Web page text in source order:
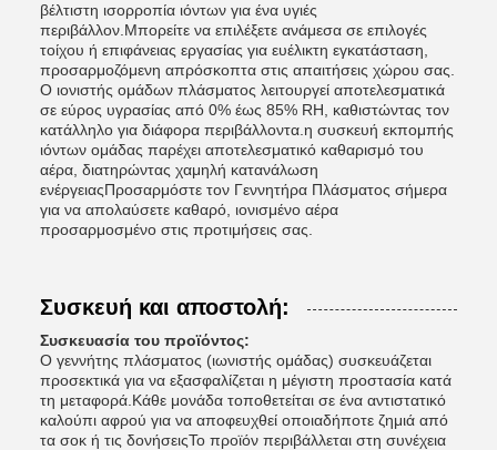
βέλτιστη ισορροπία ιόντων για ένα υγιές
περιβάλλον.Μπορείτε να επιλέξετε ανάμεσα σε επιλογές
τοίχου ή επιφάνειας εργασίας για ευέλικτη εγκατάσταση,
προσαρμοζόμενη απρόσκοπτα στις απαιτήσεις χώρου σας.
Ο ιονιστής ομάδων πλάσματος λειτουργεί αποτελεσματικά
σε εύρος υγρασίας από 0% έως 85% RH, καθιστώντας τον
κατάλληλο για διάφορα περιβάλλοντα.η συσκευή εκπομπής
ιόντων ομάδας παρέχει αποτελεσματικό καθαρισμό του
αέρα, διατηρώντας χαμηλή κατανάλωση
ενέργειαςΠροσαρμόστε τον Γεννητήρα Πλάσματος σήμερα
για να απολαύσετε καθαρό, ιονισμένο αέρα
προσαρμοσμένο στις προτιμήσεις σας.
Συσκευή και αποστολή:
Συσκευασία του προϊόντος:
Ο γεννήτης πλάσματος (ιωνιστής ομάδας) συσκευάζεται
προσεκτικά για να εξασφαλίζεται η μέγιστη προστασία κατά
τη μεταφορά.Κάθε μονάδα τοποθετείται σε ένα αντιστατικό
καλούπι αφρού για να αποφευχθεί οποιαδήποτε ζημιά από
τα σοκ ή τις δονήσειςΤο προϊόν περιβάλλεται στη συνέχεια